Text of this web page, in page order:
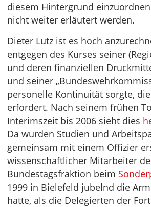
diesem Hintergrund
nicht weiter erläutert werden.
Dieter Lutz ist es hoch
entgegen des Kurses seiner
und deren finanziellen
und seiner
personelle Kontinuität sorgte,
erfordert. Nach seinem frühen
Interimszeit bis 2006 sieht dies
Da wurden Studien und
gemeinsam mit einem Offizier
wissenschaftlicher Mitarbeiter
Bundestagsfraktion beim
1999 in Bielefeld jubelnd die
hatte, als die Delegierten der